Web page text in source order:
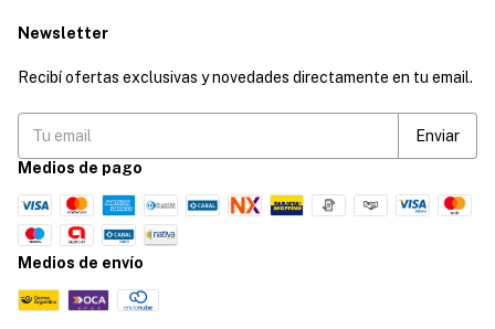
Newsletter
Recibí ofertas exclusivas y novedades directamente en tu email.
Medios de pago
Medios de envío